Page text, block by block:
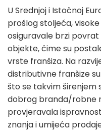
U Srednjoj i Istočnoj
prošlog stoljeća,
osiguravale brzi
objekte, čime su
vrste franšiza. Na
distributivne franšize
što se takvim širenjem
dobrog branda/robne
provjeravala
znanja i umijeća